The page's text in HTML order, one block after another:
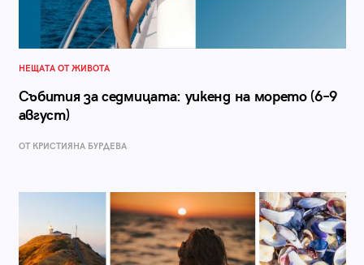
НЕЩАТА ОТ ЖИВОТА
Събития за седмицата: уикенд на морето (6–9
август)
ОТ КРИСТИЯНА БУРДЕВА